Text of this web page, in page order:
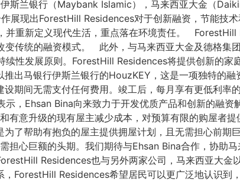
斯兰银行（Maybank Islamic），马来西亚大金（
现出ForestHill Residences对于创新融资，节能技
并重新定义现代生活，重点落在环境责任。 ForestHill
传统的融资模式。 此外，与马来西亚大金及德格集
性发展原则。ForestHill Residences将提供创新的家
出马银行伊斯兰银行的HouzKEY，这是一项独特的融
期间无需支付任何费用。竣工后，每月享有更低利率
，Ehsan Bina向来致力于开发优质产品和创新的融资
意升级的现有屋主减少成本，对预算有限的购屋者提
了帮助有抱负的屋主提供拥屋计划，且无需担心前期
担心巨额的头期。我们期待与Ehsan Bina合作，协助
Residences也与另外两家公司，马来西亚大金
ForestHill Residences希望居民可以更广泛地认识到